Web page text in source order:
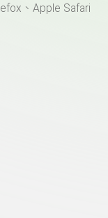
、Apple Safari